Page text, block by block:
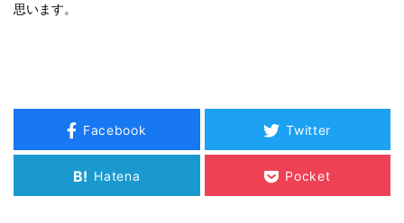
思います。
Facebook Twitter
B! Hatena Pocket